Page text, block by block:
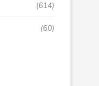
(614)
(60)